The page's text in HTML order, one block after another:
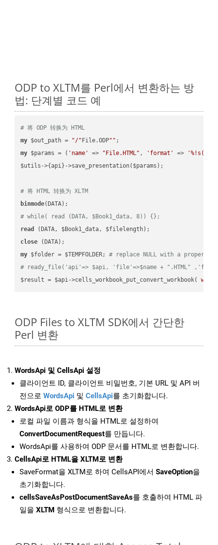
ODP to XLTM를 Perl에서 변환하는 방
법: 단계별 코드 예
# 将 ODP 转换为 HTML
my $out_path = "/" File.ODP""
my $params = ( 'name' => "File.HTML" , 'format' =>
$utils->{api}->save_presentation($params);
# 将 HTML 转换为 XLTM
binmode
# while( read (DATA, $Book1_data, 8)) {};
read
close
my $folder = $TEMPFOLDER; # replace NULL with a proper
# ready_file('api'=> $api, 'file'=>$name + ".HTML"
$result = $api->cells_workbook_put_convert_workbook(
ODP Files to XLTM SDK에서 간단한
Perl 변환
WordsApi 및 CellsApi 설정
클라이언트 ID, 클라이언트 비밀번호, 기본 URL 및 API 버
전으로 WordsApi 및 CellsApi를 초기화합니다.
WordsApi로 ODP를 HTML로 변환
로컬 파일 이름과 형식을 HTML로 설정하여
ConvertDocumentRequest를 만듭니다.
WordsApi를 사용하여 ODP 문서를 HTML로 변환합니다.
CellsApi로 HTML을 XLTM로 변환
SaveFormat을 XLTM로 하여 CellsAPI에서 SaveOption을
초기화합니다.
cellsSaveAsPostDocumentSaveAs를 호출하여 HTML 파
일을 XLTM 형식으로 변환합니다.